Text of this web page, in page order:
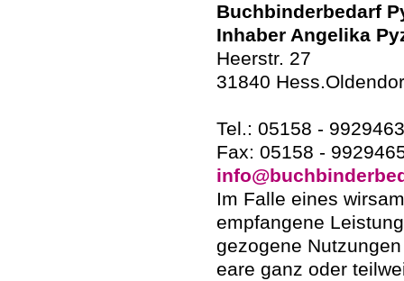
Buchbinderbedarf
Inhaber Angelika
Heerstr. 27
31840
Tel.: 05158 - 9929463
Fax: 05158 -
Im Falle eines
empfangene
gezogene
eare ganz oder